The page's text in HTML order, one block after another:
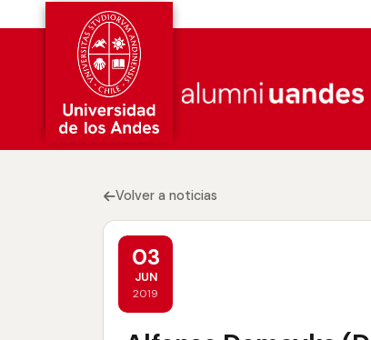
Volver a noticias
03
JUN
2019